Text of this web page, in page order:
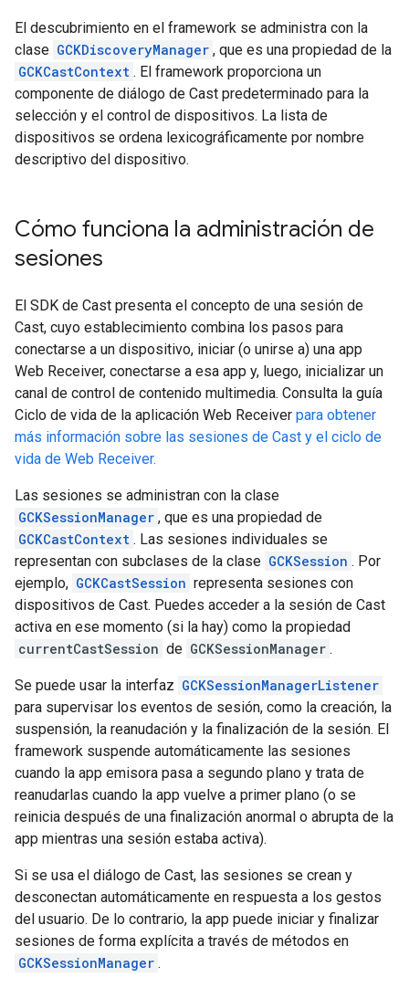
El descubrimiento en el framework se administra con la
clase GCKDiscoveryManager , que es una propiedad de la
GCKCastContext . El framework proporciona un
componente de diálogo de Cast predeterminado para la
selección y el control de dispositivos. La lista de
dispositivos se ordena lexicográficamente por nombre
descriptivo del dispositivo.
Cómo funciona la administración de
sesiones
El SDK de Cast presenta el concepto de una sesión de
Cast, cuyo establecimiento combina los pasos para
conectarse a un dispositivo, iniciar (o unirse a) una app
Web Receiver, conectarse a esa app y, luego, inicializar un
canal de control de contenido multimedia. Consulta la guía
Ciclo de vida de la aplicación Web Receiver para obtener
más información sobre las sesiones de Cast y el ciclo de
vida de Web Receiver.
Las sesiones se administran con la clase
GCKSessionManager , que es una propiedad de
GCKCastContext . Las sesiones individuales se
representan con subclases de la clase GCKSession . Por
ejemplo, GCKCastSession representa sesiones con
dispositivos de Cast. Puedes acceder a la sesión de Cast
activa en ese momento (si la hay) como la propiedad
currentCastSession de GCKSessionManager .
Se puede usar la interfaz GCKSessionManagerListener
para supervisar los eventos de sesión, como la creación, la
suspensión, la reanudación y la finalización de la sesión. El
framework suspende automáticamente las sesiones
cuando la app emisora pasa a segundo plano y trata de
reanudarlas cuando la app vuelve a primer plano (o se
reinicia después de una finalización anormal o abrupta de la
app mientras una sesión estaba activa).
Si se usa el diálogo de Cast, las sesiones se crean y
desconectan automáticamente en respuesta a los gestos
del usuario. De lo contrario, la app puede iniciar y finalizar
sesiones de forma explícita a través de métodos en
GCKSessionManager .